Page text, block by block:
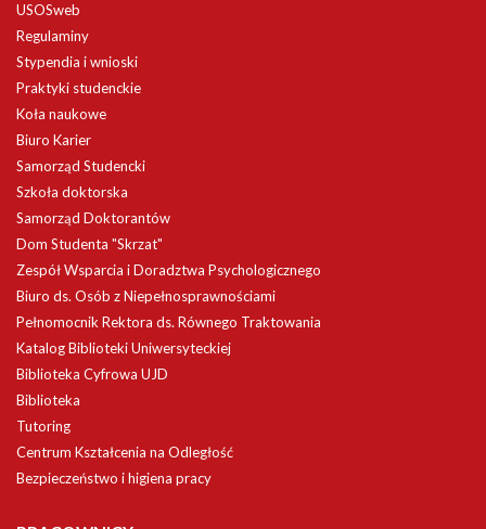
USOSweb
Regulaminy
Stypendia i wnioski
Praktyki studenckie
Koła naukowe
Biuro Karier
Samorząd Studencki
Szkoła doktorska
Samorząd Doktorantów
Dom Studenta "Skrzat"
Zespół Wsparcia i Doradztwa Psychologicznego
Biuro ds. Osób z Niepełnosprawnościami
Pełnomocnik Rektora ds. Równego Traktowania
Katalog Biblioteki Uniwersyteckiej
Biblioteka Cyfrowa UJD
Biblioteka
Tutoring
Centrum Kształcenia na Odległość
Bezpieczeństwo i higiena pracy